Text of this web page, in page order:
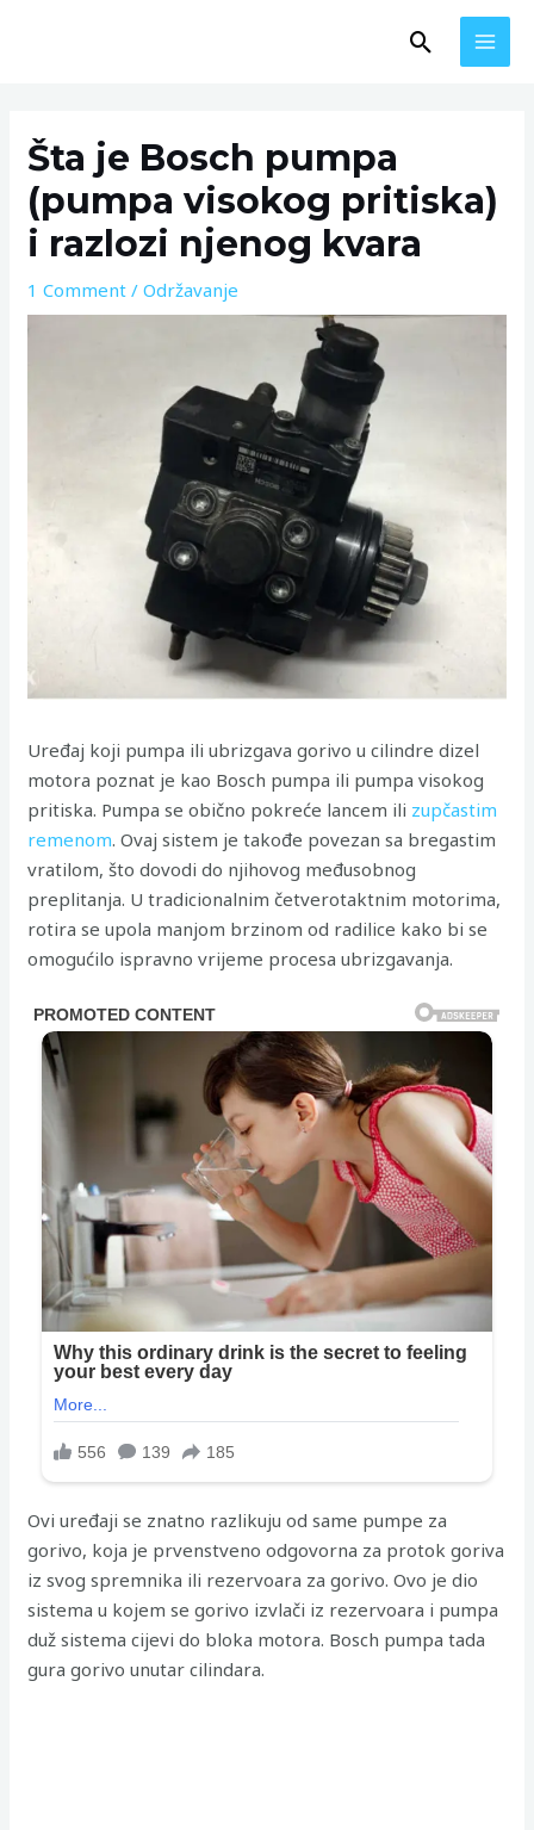
Search
Šta je Bosch pumpa
(pumpa visokog pritiska)
i razlozi njenog kvara
1 Comment /Održavanje
Uređaj koji pumpa ili ubrizgava gorivo u cilindre dizel
motora poznat je kao Bosch pumpa ili pumpa visokog
pritiska. Pumpa se obično pokreće lancem ili zupčastim
remenom. Ovaj sistem je takođe povezan sa bregastim
vratilom, što dovodi do njihovog međusobnog
preplitanja. U tradicionalnim četverotaktnim motorima,
rotira se upola manjom brzinom od radilice kako bi se
omogućilo ispravno vrijeme procesa ubrizgavanja.
Ovi uređaji se znatno razlikuju od same pumpe za
gorivo, koja je prvenstveno odgovorna za protok goriva
iz svog spremnika ili rezervoara za gorivo. Ovo je dio
sistema u kojem se gorivo izvlači iz rezervoara i pumpa
duž sistema cijevi do bloka motora. Bosch pumpa tada
gura gorivo unutar cilindara.